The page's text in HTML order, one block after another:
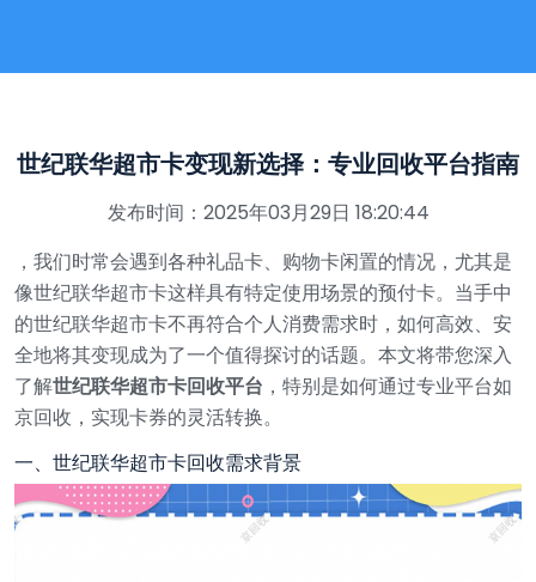
世纪联华超市卡变现新选择：专业回收平台指南
发布时间：2025年03月29日 18:20:44
，我们时常会遇到各种礼品卡、购物卡闲置的情况，尤其是
像世纪联华超市卡这样具有特定使用场景的预付卡。当手中
的世纪联华超市卡不再符合个人消费需求时，如何高效、安
全地将其变现成为了一个值得探讨的话题。本文将带您深入
了解世纪联华超市卡回收平台 ，特别是如何通过专业平台如
京回收，实现卡券的灵活转换。
一、世纪联华超市卡回收需求背景